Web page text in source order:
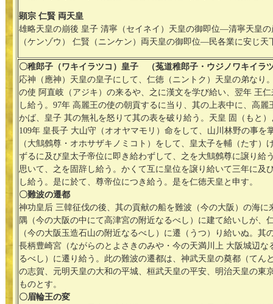
顕宗 仁賢 両天皇
雄略天皇の崩後 皇子 清寧（セイネイ）天皇の御即位―清寧天皇
（ケンゾウ） 仁賢（ニンケン）両天皇の御即位―民各業に安じ天
〇稚郎子（ワキイラツコ）皇子 （菟道稚郎子・ウジノワキイラ
応神（應神）天皇の皇子にして、仁徳（ニントク）天皇の弟なり
の使 阿直岐（アジキ）の来るや、之に漢文を学び給い、翌年 王
し給う。97年 高麗王の使の朝貢するに当り、其の上表中に、高
かば、皇子 其の無礼を怒りて其の表を破り給う。天皇 固（もと
109年 皇長子 大山守（オオヤマモリ）命をして、山川林野の事を
（大鷦鷯尊・オホサザキノミコト）をして、皇太子を輔（たす）
ずるに及び皇太子帝位に即き給わずして、之を大鷦鷯尊に譲り給
思いて、之を固辞し給う。かくて互に皇位を譲り給いて三年に及
し給う。是に於て、尊帝位につき給う。是を仁徳天皇と申す。
〇難波の遷都
神功皇后 三韓征伐の後、其の貢献の船を難波（今の大阪）の海に
隅（今の大阪の中にて高津宮の附近なるべし）に建て給いしが、
（今の大阪玉造石山の附近なるべし）に遷（うつ）り給いぬ。其
長柄豊崎宮（ながらのとよさきのみや・今の天満川上 大阪城辺な
るべし）に遷り給う。此の難波の遷都は、神武天皇の奠都（てん
の志賀、元明天皇の大和の平城、桓武天皇の平安、明治天皇の東
ものとす。
〇眉輪王の変